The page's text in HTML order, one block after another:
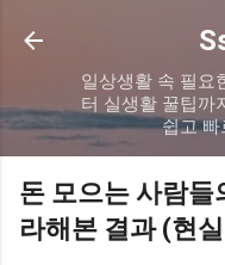
기본
일상생활 속 필요
터 실생활 꿀팁까
쉽고 빠
돈 모으는 사람들
라해본 결과 (현